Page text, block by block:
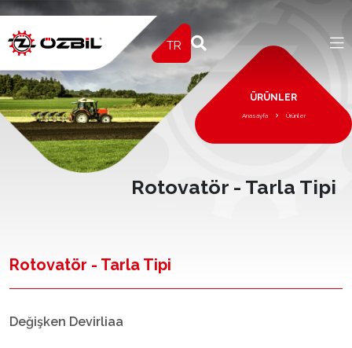
TR
ÜRÜNLER
Anasayfa Ürünler
Rotovatör - Tarla Tipi
Rotovatör - Tarla Tipi
Değişken Devirliaa